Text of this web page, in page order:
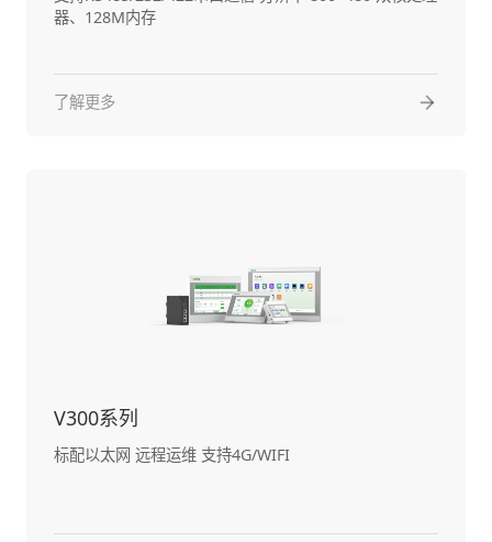
器、128M内存
了解更多
V300系列
标配以太网 远程运维 支持4G/WIFI